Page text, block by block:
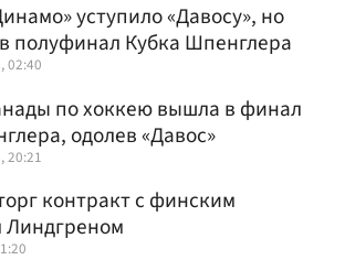
уступило «Давосу», но
полуфинал Кубка Шпенглера
02:40
по хоккею вышла в финал
одолев «Давос»
20:21
контракт с финским